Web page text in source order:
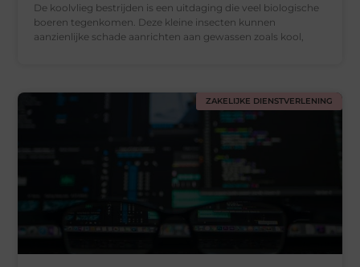
De koolvlieg bestrijden is een uitdaging die veel biologische
boeren tegenkomen. Deze kleine insecten kunnen
aanzienlijke schade aanrichten aan gewassen zoals kool,
ZAKELIJKE DIENSTVERLENING